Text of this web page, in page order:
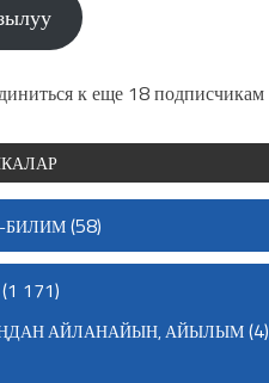
к еще 18 подписчикам
(58)
(1 171)
АЙЛАНАЙЫН, АЙЫЛЫМ(4)